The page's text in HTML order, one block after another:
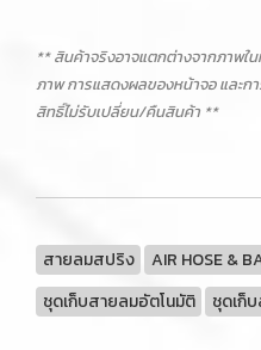
** สินค้าจริงอาจแตกต่างจากภาพใ
ภาพ การแสดงผลของหน้าจอ และก
สิทธิ์ไม่รับเปลี่ยน/คืนสินค้า **
สายลมสปริง
AIR HOSE &
ชุดเก็บสายลมอัตโนมัติ
ชุดเก็